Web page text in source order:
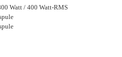
Watt / 400 Watt-RMS